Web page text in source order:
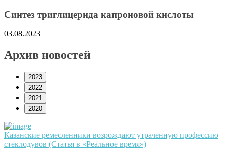
Синтез триглицерида капроновой кислоты
03.08.2023
Архив новостей
2023
2022
2021
2020
Казанские ремесленники возрождают утраченную профессию
стеклодувов (Статья в «Реальное время»)